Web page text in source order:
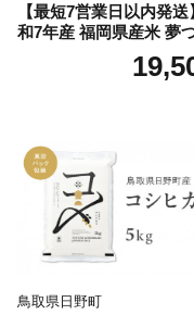
【最短7営業日以内発送
和7年産 福岡県産米 夢
15kg 精米 ※北海道・沖
鳥取県日野町